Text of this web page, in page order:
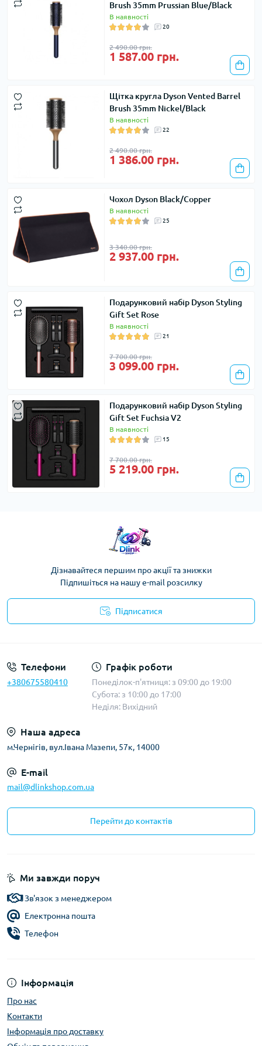
Brush 35mm Prussian Blue/Black
В наявності
20
2 490.00 грн.
1 587.00 грн.
Щітка кругла Dyson Vented Barrel
Brush 35mm Nickel/Black
В наявності
22
2 490.00 грн.
1 386.00 грн.
Чохол Dyson Black/Copper
В наявності
25
3 340.00 грн.
2 937.00 грн.
Подарунковий набір Dyson Styling
Gift Set Rose
В наявності
21
7 700.00 грн.
3 099.00 грн.
Подарунковий набір Dyson Styling
Gift Set Fuchsia V2
В наявності
15
7 700.00 грн.
5 219.00 грн.
Дізнавайтеся першим про акції та знижки
Підпишіться на нашу e-mail розсилку
Підписатися
Телефони
+380675580410
Графік роботи
Понеділок-п'ятниця: з 09:00 до 19:00
Субота: з 10:00 до 17:00
Неділя: Вихідний
Наша адреса
м.Чернігів, вул.Івана Мазепи, 57к, 14000
E-mail
mail@dlinkshop.com.ua
Перейти до контактів
Інформація
Про нас
Контакти
Інформація про доставку
Ми завжди поруч
Зв'язок з менеджером
Електронна пошта
Телефон